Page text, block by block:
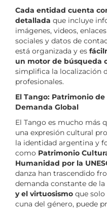
Cada entidad cuenta
detallada que incluye
imágenes, videos,
sociales y datos de
está organizada y es
un motor de búsqueda
simplifica la localización
profesionales.
El Tango: Patrimonio
Demanda Global
El Tango es mucho más
una expresión cultural
la identidad argentina y
como Patrimonio
Humanidad por la
danza han trascendido
demanda constante de la
y el virtuosismo que solo
cuna del género, puede